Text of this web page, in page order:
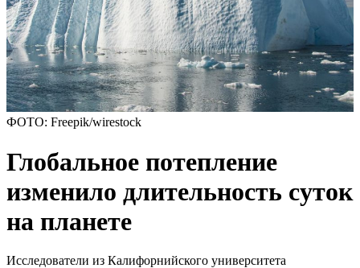
ФОТО: Freepik/wirestock
Глобальное потепление
изменило длительность суток
на планете
Исследователи из Калифорнийского университета